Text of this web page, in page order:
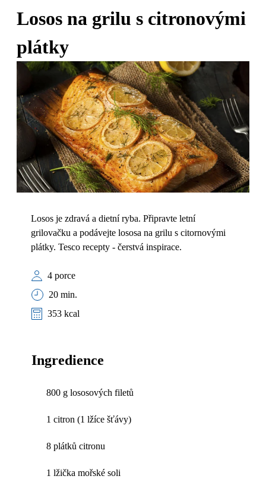
Losos na grilu s citronovými
plátky
Losos je zdravá a dietní ryba. Připravte letní
grilovačku a podávejte lososa na grilu s citornovými
plátky. Tesco recepty - čerstvá inspirace.
4 porce
20 min.
353 kcal
Ingredience
800 g lososových filetů
1 citron (1 lžíce šťávy)
8 plátků citronu
1 lžička mořské soli